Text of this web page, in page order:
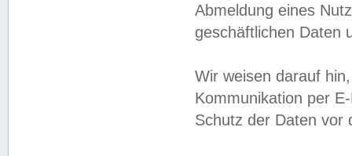
Abmeldung eines
geschäftlichen Daten
Wir weisen darauf
Kommunikation per
Schutz der Daten vor